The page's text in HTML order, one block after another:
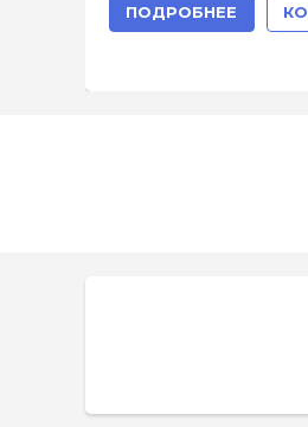
ПОДРОБНЕЕ